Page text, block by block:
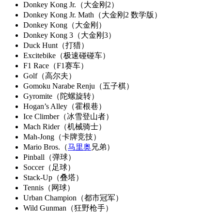
Donkey Kong Jr.（大金刚2）
Donkey Kong Jr. Math（大金刚2 数学版）
Donkey Kong（大金刚）
Donkey Kong 3（大金刚3）
Duck Hunt（打猎）
Excitebike（极速碰碰车）
F1 Race（F1赛车）
Golf（高尔夫）
Gomoku Narabe Renju（五子棋）
Gyromite（陀螺旋转）
Hogan’s Alley（霍根巷）
Ice Climber（冰雪登山者）
Mach Rider（机械骑士）
Mah-Jong（卡牌竞技）
Mario Bros.（马里奥 兄弟）
Pinball（弹球）
Soccer（足球）
Stack-Up（叠塔）
Tennis（网球）
Urban Champion（都市冠军）
Wild Gunman（狂野枪手）